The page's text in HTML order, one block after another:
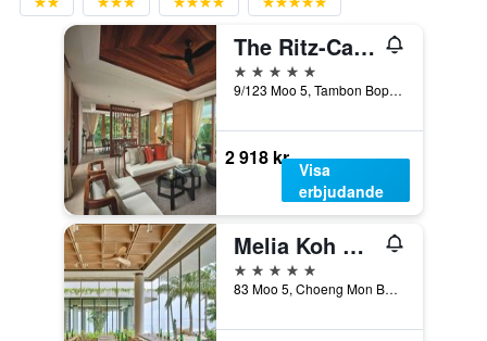
The Ritz-Carlton Koh Samui
5 stjärnor
9/123 Moo 5, Tambon Bophut, Ko Samui, Thailand
2 918 kr
Visa
erbjudande
Melia Koh Samui
5 stjärnor
83 Moo 5, Choeng Mon Beach, Bo Phut, Ko Samui, Thailand